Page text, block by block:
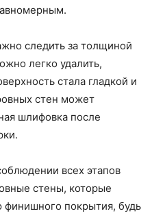
следить за толщиной
легко удалить,
стала гладкой и
стен может
шлифовка после
всех этапов
стены, которые
финишного покрытия, будь